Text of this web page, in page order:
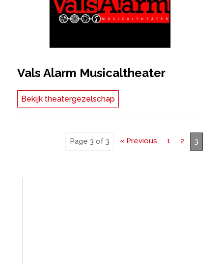
Vals Alarm Musicaltheater
Bekijk theatergezelschap
Page 3 of 3 « Previous 1 2 3